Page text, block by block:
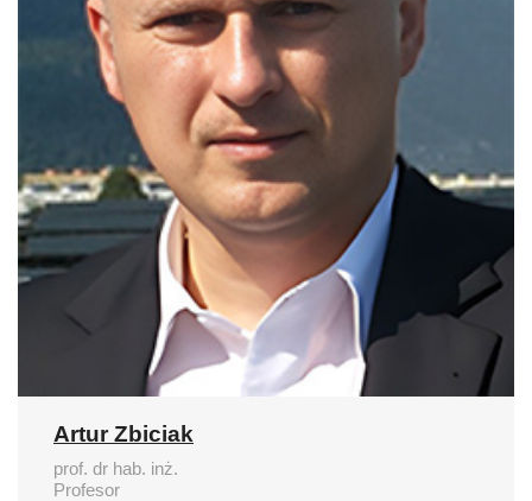
Artur Zbiciak
prof. dr hab. inż.
Profesor